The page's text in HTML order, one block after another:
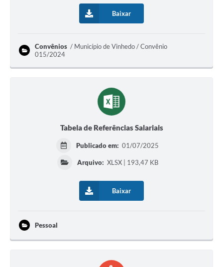
Baixar
Convênios
Município de Vinhedo / Convênio
015/2024
Tabela de Referências Salariais
Publicado em: 01/07/2025
Arquivo: XLSX | 193,47 KB
Baixar
Pessoal